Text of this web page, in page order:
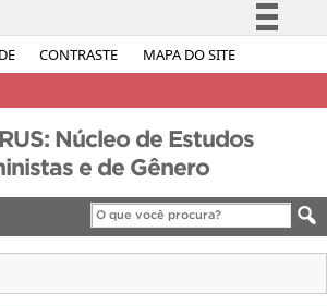
CONTRASTE MAPA DO SITE
Simplifique!
Acesso à informação
Canais
Núcleo de Estudos
e de Gênero